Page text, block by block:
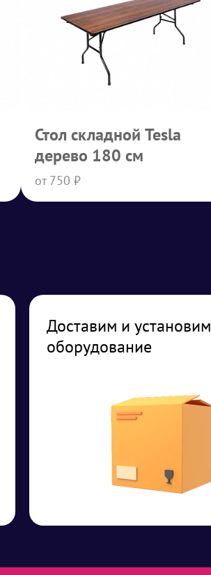
Стол складной Tesla
дерево 180 см
от 750 ₽
Доставим и установим
оборудование